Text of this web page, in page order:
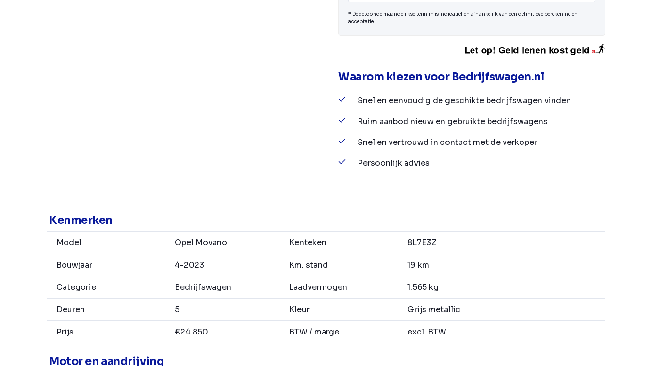
* De getoonde maandelijkse termijn is indicatief en afhankelijk van een definitieve berekening en
acceptatie.
Waarom kiezen voor Bedrijfswagen.nl
Snel en eenvoudig de geschikte bedrijfswagen vinden
Ruim aanbod nieuw en gebruikte bedrijfswagens
Snel en vertrouwd in contact met de verkoper
Persoonlijk advies
Kenmerken
Model Opel Movano Kenteken 8L7E3Z
Bouwjaar 4-2023 Km. stand 19 km
Categorie Bedrijfswagen Laadvermogen 1.565 kg
Deuren 5 Kleur Grijs metallic
Prijs €24.850 BTW / marge excl. BTW
Motor en aandrijving